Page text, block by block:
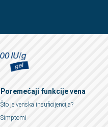
Poremećaji funkcije vena
Što je venska insuficijencija?
Simptomi